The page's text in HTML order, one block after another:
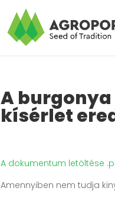
A
kísérlet
A dokumentum letöltése
Amennyiben nem tudja